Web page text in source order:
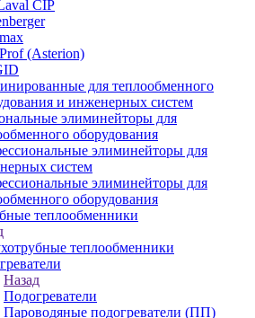
CIP
(Asterion)
для теплообменного
и инженерных систем
элиминейторы для
оборудования
элиминейторы для
систем
элиминейторы для
оборудования
теплообменники
теплообменники
Назад
Подогреватели
Пароводяные подогреватели (ПП)